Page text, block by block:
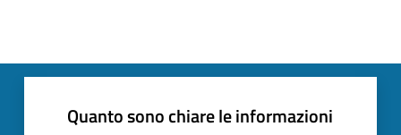
Quanto sono chiare le informazioni